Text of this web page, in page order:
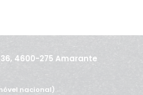
4600-275 Amarante
nacional)